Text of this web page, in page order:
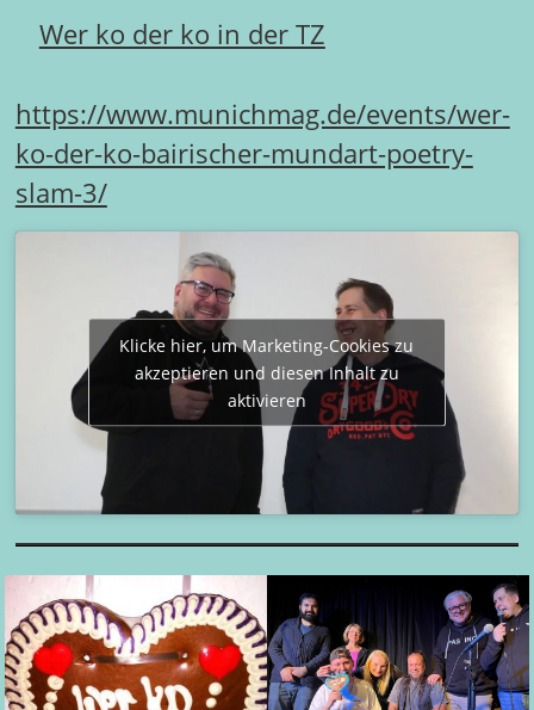
Wer ko der ko in der TZ
https://www.munichmag.de/events/wer-
ko-der-ko-bairischer-mundart-poetry-
slam-3/
Klicke hier, um Marketing-Cookies zu
akzeptieren und diesen Inhalt zu
aktivieren